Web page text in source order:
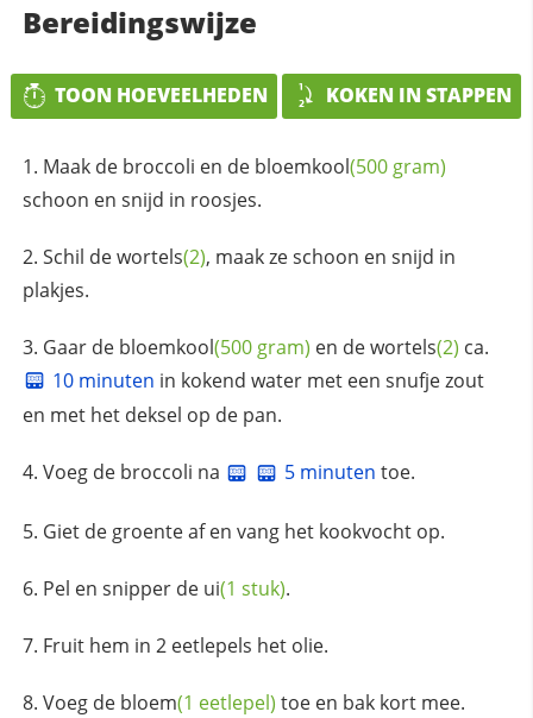
Bereidingswijze
TOON HOEVEELHEDEN KOKEN IN STAPPEN
Maak de broccoli en de bloemkool(500 gram)
schoon en snijd in roosjes.
Schil dewortels(2), maak ze schoon en snijd in
plakjes.
Gaar de bloemkool(500 gram) en dewortels(2) ca.
10 minuten in kokend water met een snufje zout
en met het deksel op de pan.
Voeg de broccoli na 5 minuten toe.
Giet de groente af en vang het kookvocht op.
Pel en snipper de ui(1 stuk).
Fruit hem in 2 eetlepels het olie.
Voeg de bloem(1 eetlepel) toe en bak kort mee.